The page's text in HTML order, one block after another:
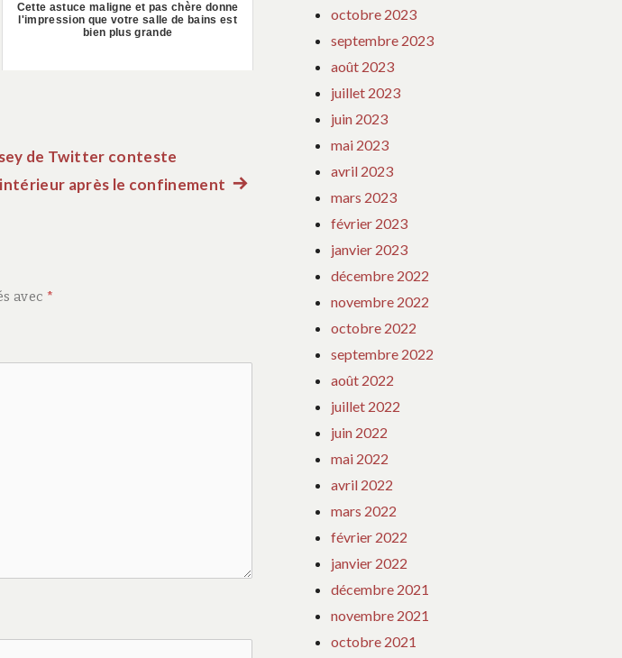
Cette astuce maligne et pas chère donne
l'impression que votre salle de bains est
bien plus grande
de Twitter conteste
après le confinement Article
avec *
octobre 2023
septembre 2023
août 2023
juillet 2023
juin 2023
mai 2023
avril 2023
mars 2023
février 2023
janvier 2023
décembre 2022
novembre 2022
octobre 2022
septembre 2022
août 2022
juillet 2022
juin 2022
mai 2022
avril 2022
mars 2022
février 2022
janvier 2022
décembre 2021
novembre 2021
octobre 2021